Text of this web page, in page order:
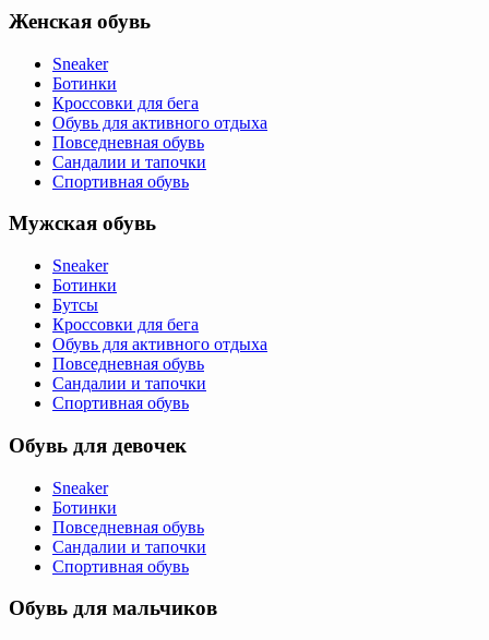
Женская обувь
Sneaker
Ботинки
Кроссовки для бега
Обувь для активного отдыха
Повседневная обувь
Сандалии и тапочки
Спортивная обувь
Мужская обувь
Sneaker
Ботинки
Бутсы
Кроссовки для бега
Обувь для активного отдыха
Повседневная обувь
Сандалии и тапочки
Спортивная обувь
Обувь для девочек
Sneaker
Ботинки
Повседневная обувь
Сандалии и тапочки
Спортивная обувь
Обувь для мальчиков